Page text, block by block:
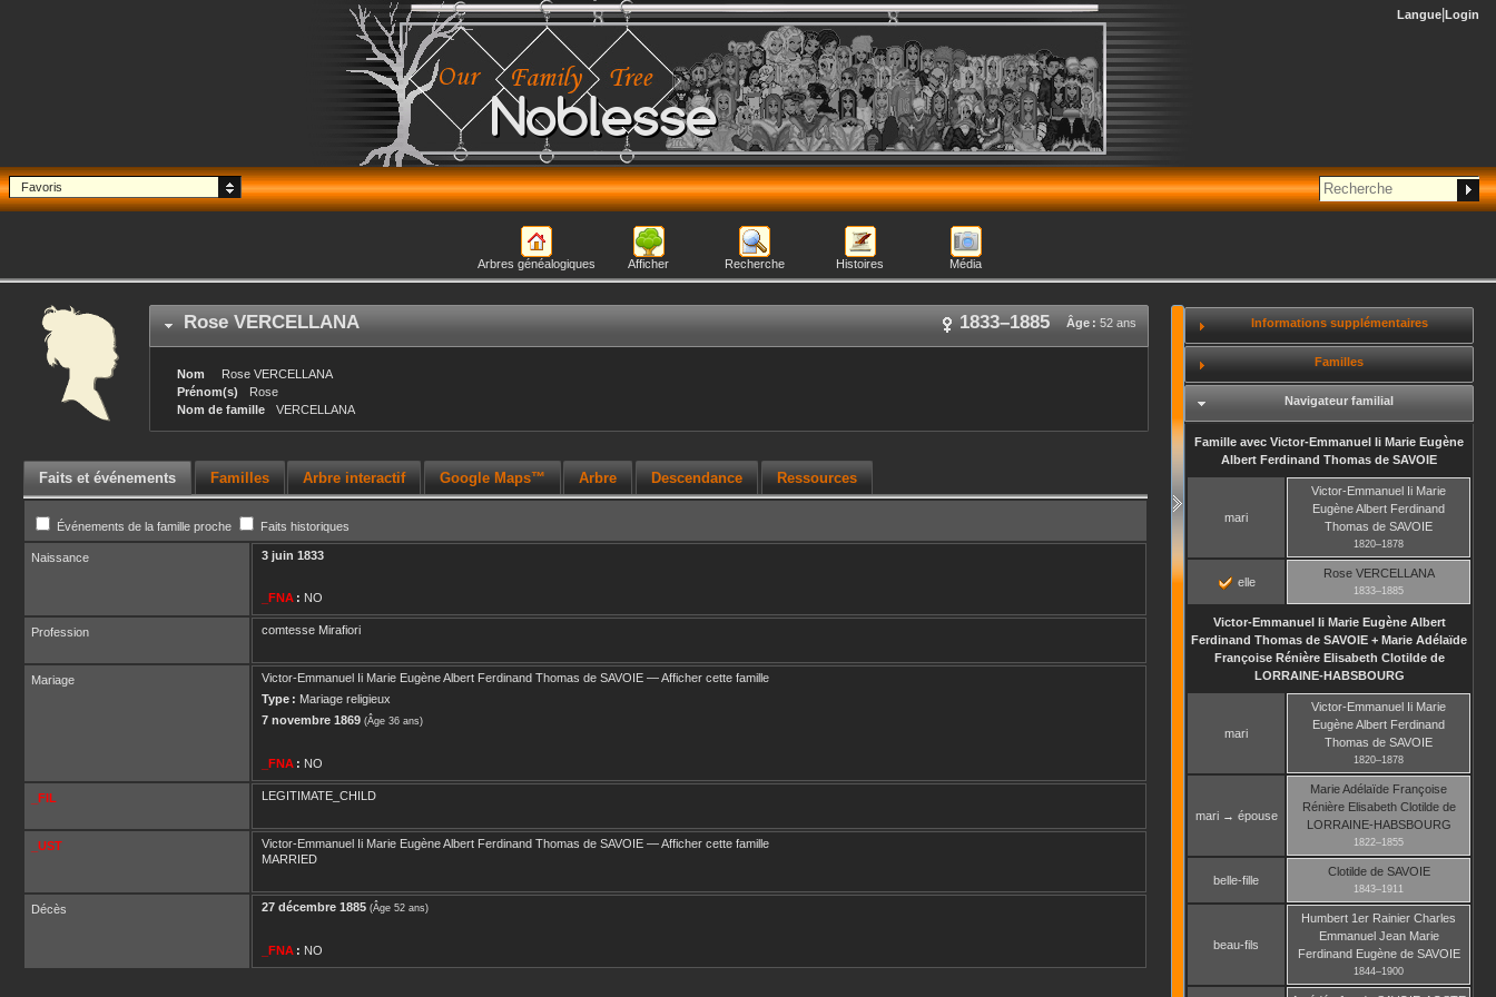
Noblesse
Langue Login
Favoris
Arbres généalogiques Afficher Recherche Histoires Média
Rose VERCELLANA Âge : 52 ans
1833–1885
Nom Rose VERCELLANA
Prénom(s)
Rose
Nom de famille
VERCELLANA
Faits et événements Familles Arbre interactif Google Maps™ Arbre Descendance Ressources
Événements de la famille proche Faits historiques
Naissance 3 juin 1833
_FNA : NO
Profession comtesse Mirafiori
Mariage Victor-Emmanuel Ii Marie Eugène Albert Ferdinand Thomas de SAVOIE —Afficher cette famille
Type : Mariage religieux
7 novembre 1869 (Âge 36 ans)
_FNA : NO
_FIL LEGITIMATE_CHILD
_UST Victor-Emmanuel Ii Marie Eugène Albert Ferdinand Thomas de SAVOIE —Afficher cette famille
MARRIED
Décès 27 décembre 1885 (Âge 52 ans)
_FNA : NO
Informations supplémentaires
Familles
Navigateur familial
Famille avec Victor-Emmanuel Ii Marie Eugène
Albert Ferdinand Thomas de SAVOIE
mari
Victor-Emmanuel Ii Marie
Eugène Albert Ferdinand
Thomas de SAVOIE
1820–1878
elle
RoseVERCELLANA
1833–1885
Victor-Emmanuel Ii Marie Eugène Albert
Ferdinand Thomas de SAVOIE + Marie Adélaïde
Françoise Rénière Elisabeth Clotildede
LORRAINE-HABSBOURG
mari
Victor-Emmanuel Ii Marie
Eugène Albert Ferdinand
Thomas de SAVOIE
1820–1878
mari → épouse
Marie Adélaïde Françoise
Rénière Elisabeth Clotildede
LORRAINE-HABSBOURG
1822–1855
belle-fille
Clotildede SAVOIE
1843–1911
beau-fils
Humbert 1er Rainier Charles
Emmanuel Jean Marie
Ferdinand Eugènede SAVOIE
1844–1900